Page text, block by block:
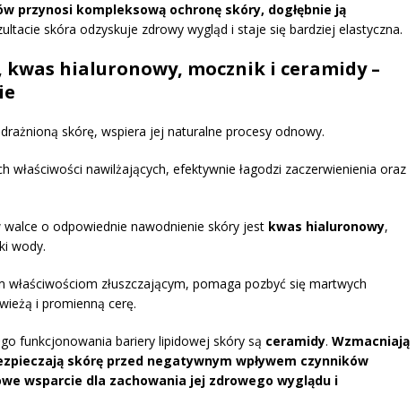
przynosi kompleksową ochronę skóry, dogłębnie ją
skóra odzyskuje zdrowy wygląd i staje się bardziej elastyczna.
hialuronowy, mocznik i ceramidy –
skórę, wspiera jej naturalne procesy odnowy.
właściwości nawilżających, efektywnie łagodzi zaczerwienienia oraz
o odpowiednie nawodnienie skóry jest kwas hialuronowy,
wody.
złuszczającym, pomaga pozbyć się martwych
i promienną cerę.
funkcjonowania bariery lipidowej skóry są ceramidy. Wzmacniają
skórę przed negatywnym wpływem czynników
wsparcie dla zachowania jej zdrowego wyglądu i